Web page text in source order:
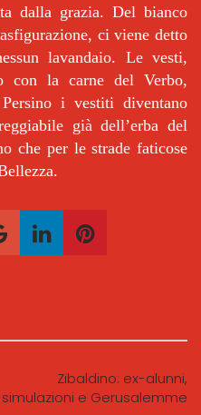
dalla grazia. Del bianco
ci viene detto
lavandaio. Le vesti,
con la carne del Verbo,
i vestiti diventano
già dell’erba del
che per le strade faticose
Zibaldino: ex-alunni,
simulazioni e Gerusalemme